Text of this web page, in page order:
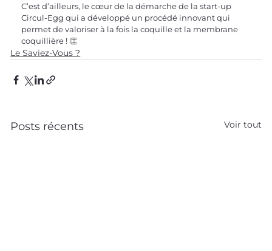
C’est d’ailleurs, le cœur de la démarche de la start-up
Circul-Egg qui a développé un procédé innovant qui
permet de valoriser à la fois la coquille et la membrane
coquillière ! 👏
Le Saviez-Vous ?
Posts récents Voir tout